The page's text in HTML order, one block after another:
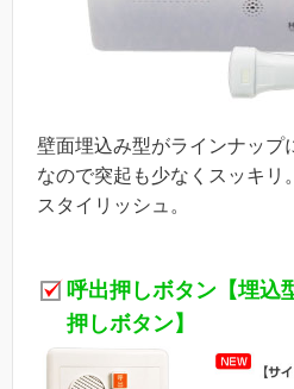
壁面埋込み型がラインナップ
なので突起も少なくスッキリ
スタイリッシュ。
呼出押しボタン【埋込
押しボタン】